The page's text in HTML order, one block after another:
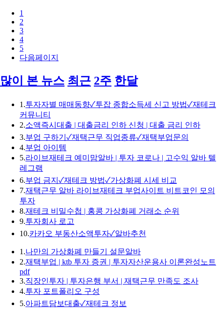
1
2
3
4
5
다음페이지
많이 본 뉴스 최근 2주 한달
1.투자자별 매매동향✓투잡 종합소득세 신고 방법✓재테크
커뮤니티
2.소액즉시대출 | 대출금리 인하 신청 | 대출 금리 인하
3.부업 구하기✓재택근무 직업종류✓재택부업문의
4.부업 아이템
5.라이브재테크 예미맘알바 | 투자 코로나 | 고수익 알바 텔
레그램
6.부업 금지✓재테크 방법✓가상화폐 시세 비교
7.재택근무 알바 라이브재테크 부업사이트 비트코인 모의
투자
8.재테크 비밀수첩 | 홍콩 가상화폐 거래소 순위
9.투자회사 로고
10.카카오 부동산소액투자✓알바추천
1.나만의 가상화폐 만들기 설문알바
2.재택부업 | ktb 투자 증권 | 투자자산운용사 이론완성노트
pdf
3.직장인투자 | 투자은행 부서 | 재택근무 만족도 조사
4.투자 포트폴리오 구성
5.아파트담보대출✓재테크 정보